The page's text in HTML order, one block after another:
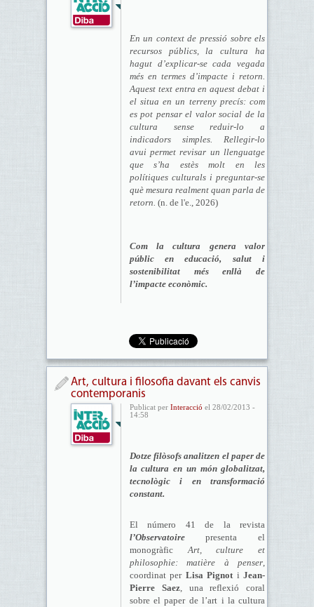
En un context de pressió sobre els
recursos públics, la cultura ha
hagut d’explicar-se cada vegada
més en termes d’impacte i retorn.
Aquest text entra en aquest debat i
el situa en un terreny precís: com
es pot pensar el valor social de la
cultura sense reduir-lo a
indicadors simples. Rellegir-lo
avui permet revisar un llenguatge
que s’ha estès molt en les
polítiques culturals i preguntar-se
què mesura realment quan parla de
retorn. (n. de l'e., 2026)
Com la cultura genera valor
públic en educació, salut i
sostenibilitat més enllà de
l’impacte econòmic.
Art, cultura i filosofia davant els canvis
contemporanis
Publicat per Interacció el 28/02/2013 -
14:58
Dotze filòsofs analitzen el paper de
la cultura en un món globalitzat,
tecnològic i en transformació
constant.
El número 41 de la revista
l’Observatoirepresenta el
monogràficArt, culture et
philosophie: matière à penser,
coordinat per Lisa PignotiJean-
Pierre Saez, una reflexió coral
sobre el paper de l’art i la cultura